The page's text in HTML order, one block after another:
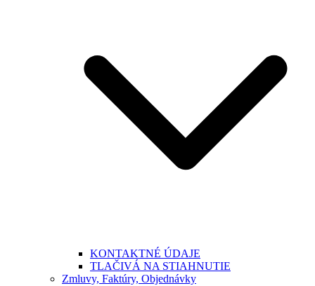
KONTAKTNÉ ÚDAJE
TLAČIVÁ NA STIAHNUTIE
Zmluvy, Faktúry, Objednávky